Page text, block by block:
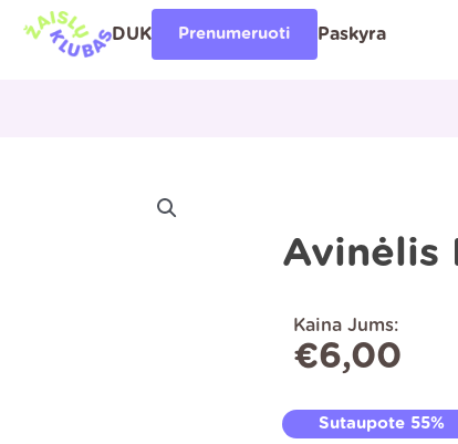
DUK Prenumeruoti Paskyra
Avinėlis
Kaina Jums:
€6,00
Sutaupote 55%